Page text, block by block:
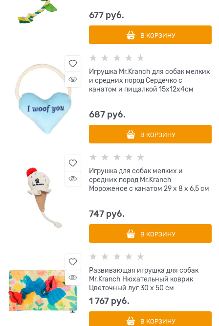
677 руб.
В КОРЗИНУ
Игрушка Mr.Kranch для собак мелких
и средних пород Сердечко с
канатом и пищалкой 15х12х4см
687 руб.
В КОРЗИНУ
Игрушка для собак мелких и
средних пород Mr.Kranch
Мороженое с канатом 29 х 8 х 6,5 см
747 руб.
В КОРЗИНУ
Развивающая игрушка для собак
Mr.Kranch Нюхательный коврик
Цветочный луг 30 х 50 см
1 767 руб.
В КОРЗИНУ